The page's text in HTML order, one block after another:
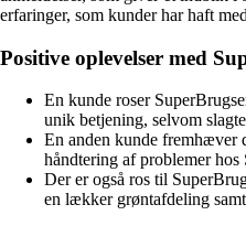
erfaringer, som kunder har haft
Positive oplevelser med
En kunde roser
unik betjening, selvom
En anden kunde fremhæver
håndtering af problemer hos
Der er også ros til
en lækker grøntafdeling